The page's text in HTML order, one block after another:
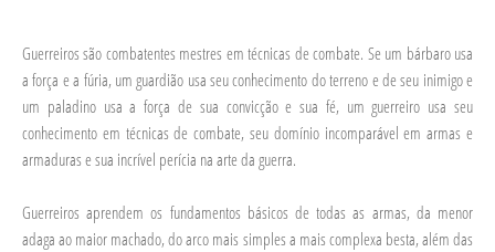
Guerreiros são combatentes mestres em técnicas de combate. Se um bárbaro usa
a força e a fúria, um guardião usa seu conhecimento do terreno e de seu inimigo e
um paladino usa a força de sua convicção e sua fé, um guerreiro usa seu
conhecimento em técnicas de combate, seu domínio incomparável em armas e
armaduras e sua incrível perícia na arte da guerra.
Guerreiros aprendem os fundamentos básicos de todas as armas, da menor
adaga ao maior machado, do arco mais simples a mais complexa besta, além das